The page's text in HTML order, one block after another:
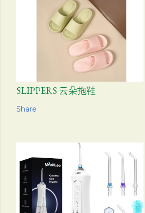
SLIPPERS 云朵拖鞋
Share